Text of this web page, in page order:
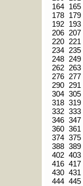
164
165
178
179
192
193
206 207
220
221
234
235
248
249
262
263
276
277
290
291
304 305
318 319
332 333
346 347
360 361
374 375
388 389
402 403
416 417
430 431
444 445